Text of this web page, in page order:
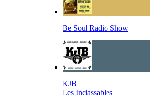
Be Soul Radio Show
KJB
Les Inclassables